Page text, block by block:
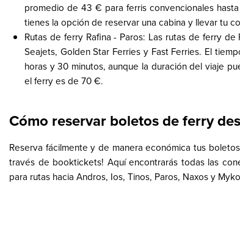
promedio de 43 € para ferris convencionales
tienes la opción de reservar una cabina y llevar tu
Rutas de ferry Rafina - Paros: Las rutas de ferry
Seajets, Golden Star Ferries y Fast Ferries. El
horas y 30 minutos, aunque la duración del viaje
el ferry es de 70 €.
Cómo reservar boletos de ferry
Reserva fácilmente y de manera económica tus
través de booktickets! Aquí encontrarás todas las
para rutas hacia Andros, Ios, Tinos, Paros, Naxos y